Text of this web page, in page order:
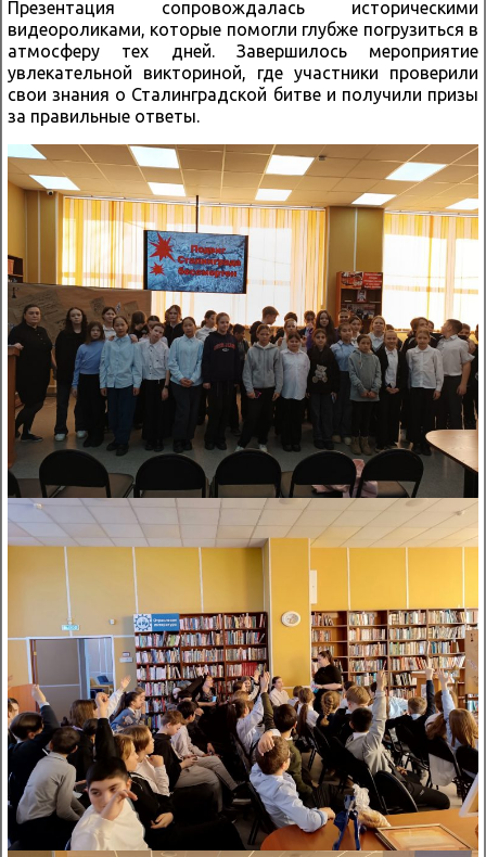
Презентация сопровождалась историческими
видеороликами, которые помогли глубже погрузиться в
атмосферу тех дней. Завершилось мероприятие
увлекательной викториной, где участники проверили
свои знания о Сталинградской битве и получили призы
за правильные ответы.